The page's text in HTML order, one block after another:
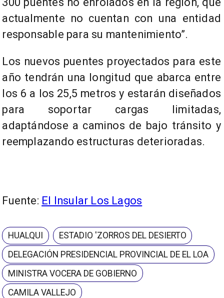
actualmente no cuentan con una entidad
responsable para su mantenimiento”.
Los nuevos puentes proyectados para este
año tendrán una longitud que abarca entre
los 6 a los 25,5 metros y estarán diseñados
para soportar cargas limitadas,
adaptándose a caminos de bajo tránsito y
reemplazando estructuras deterioradas.
Fuente: El Insular Los Lagos
HUALQUI
ESTADIO 'ZORROS DEL DESIERTO
DELEGACIÓN PRESIDENCIAL PROVINCIAL DE EL LOA
MINISTRA VOCERA DE GOBIERNO
CAMILA VALLEJO